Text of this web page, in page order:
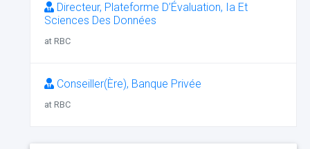
Directeur, Plateforme D’Évaluation, Ia Et
Sciences Des Données
at RBC
Conseiller(Ère), Banque Privée
at RBC